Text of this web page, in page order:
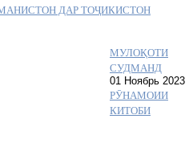
ДАР ТОҶИКИСТОН
МУЛОҚОТИ
СУДМАНД
01 Ноябрь 2023
РӮНАМОИИ
КИТОБИ